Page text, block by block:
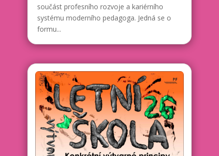
součást profesního rozvoje a kariérního
systému moderního pedagoga. Jedná se o
formu...